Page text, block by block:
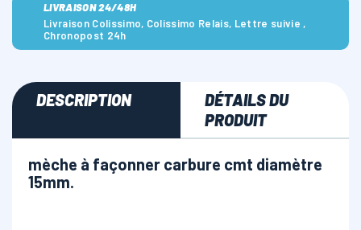
LIVRAISON 24/48H
Livraison Colissimo, Colissimo Relais, Lettre suivie ,
Chronopost 24h
DESCRIPTION
DÉTAILS DU
PRODUIT
mèche à façonner carbure cmt diamètre
15mm.